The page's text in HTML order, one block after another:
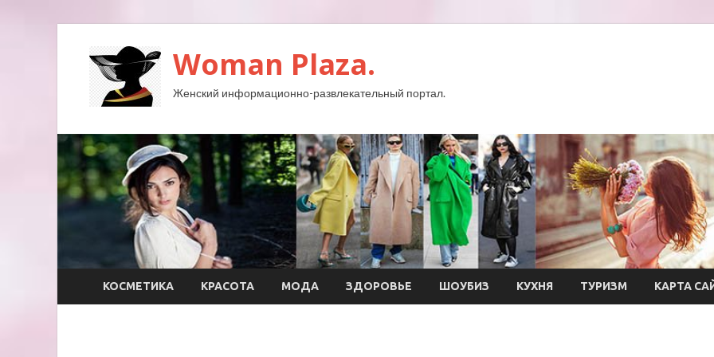
Woman Plaza.
Женский информационно-развлекательный портал.
КОСМЕТИКА КРАСОТА МОДА ЗДОРОВЬЕ ШОУБИЗ КУХНЯ ТУРИЗМ КАРТА